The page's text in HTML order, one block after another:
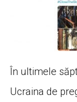
În ultimele
Ucraina de